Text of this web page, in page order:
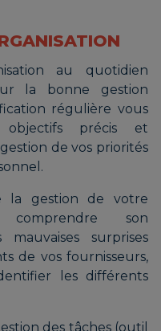
au quotidien
la bonne gestion
régulière vous
précis et
de vos priorités
la gestion de votre
son
surprises
de vos fournisseurs,
les différents
des tâches (outil